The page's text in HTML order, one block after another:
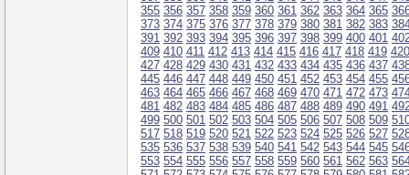
355 356 357 358 359 360 361 362 363 364 365
373 374 375 376 377 378 379 380 381 382 383
391 392 393 394 395 396 397 398 399 400 401
409 410 411 412 413 414 415 416 417 418 419 420
427 428 429 430 431 432 433 434 435 436 437
445 446 447 448 449 450 451 452 453 454 455
463 464 465 466 467 468 469 470 471 472 473
481 482 483 484 485 486 487 488 489 490 491
499 500 501 502 503 504 505 506 507 508 509
517 518 519 520 521 522 523 524 525 526 527
535 536 537 538 539 540 541 542 543 544 545
553 554 555 556 557 558 559 560 561 562 563